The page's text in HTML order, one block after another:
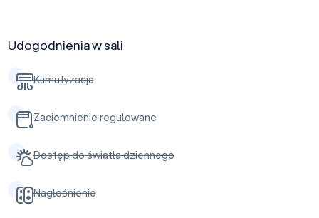
Udogodnienia w sali
Klimatyzacja
Zaciemnienie regulowane
Dostęp do światła dziennego
Nagłośnienie